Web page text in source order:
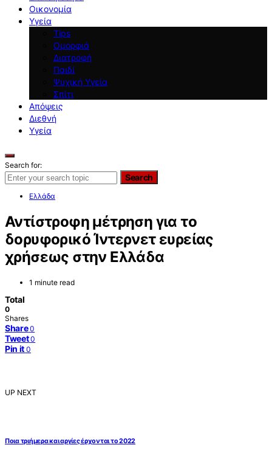
Οικονομία
Υγεία
Tips
Ομορφιά
Διατροφή
Παιδί
Ψυχική Υγεία
Σπίτι
Απόψεις
Διεθνή
Υγεία
Search for:
Search
Ελλάδα
Αντίστροφη μέτρηση για το
δορυφορικό Ίντερνετ ευρείας
χρήσεως στην Ελλάδα
1 minute read
Total
0
Shares
Share 0
Tweet 0
Pin it 0
UP NEXT
Ποια τριήμερα και αργίες έρχονται το 2022